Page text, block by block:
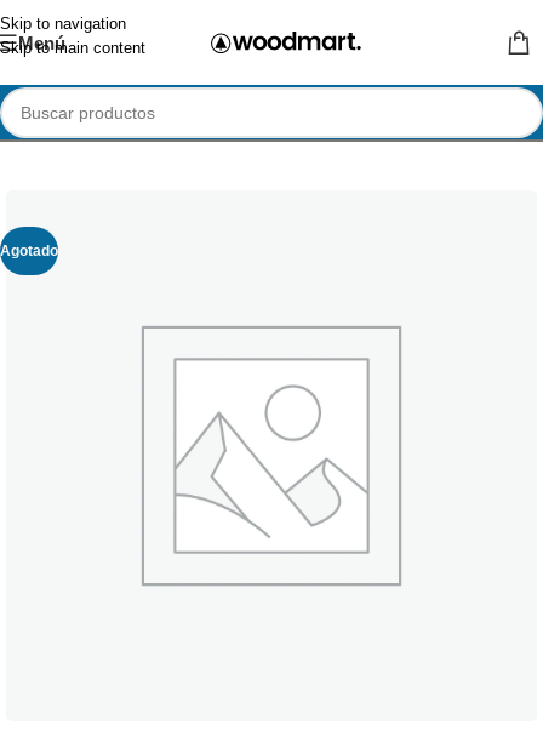
Skip to navigation
Skip to main content
Menú
Agotado